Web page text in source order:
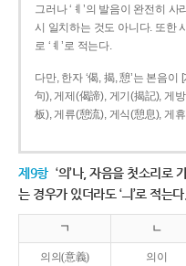
그러나 ‘ㅖ’의 발음이 완전히
시 일치하는 것도 아니다. 또한
로 ‘ㅖ’로 적는다.
다만, 한자 ‘偈, 揭, 憩’는 본음이
句), 게제(偈諦), 게기(揭記), 게
板), 게류(憩流), 게식(憩息), 게휴
제9항 ‘의’나, 자음을 첫소리로
는 경우가 있더라도 ‘ㅢ’로 적는
ㄱ ㄴ
의의(意義) 의이